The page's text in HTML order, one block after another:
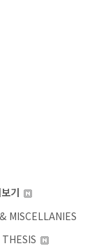
기
MISCELLANIES